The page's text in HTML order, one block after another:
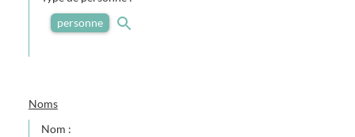
personne
Noms
Nom :